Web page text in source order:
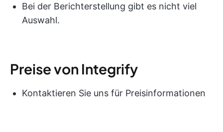
Bei der Berichterstellung gibt es nicht viel
Auswahl.
Preise von Integrify
Kontaktieren Sie uns für Preisinformationen